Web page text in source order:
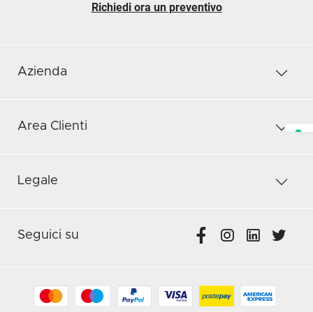
Richiedi ora un preventivo
Azienda
Area Clienti
Legale
Seguici su